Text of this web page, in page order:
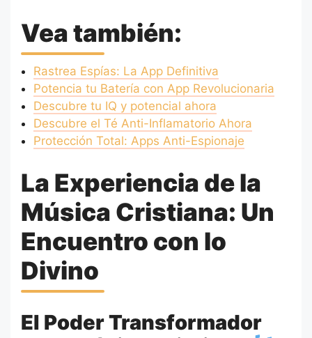
Vea también:
Rastrea Espías: La App Definitiva
Potencia tu Batería con App Revolucionaria
Descubre tu IQ y potencial ahora
Descubre el Té Anti-Inflamatorio Ahora
Protección Total: Apps Anti-Espionaje
La Experiencia de la
Música Cristiana: Un
Encuentro con lo
Divino
El Poder Transformador